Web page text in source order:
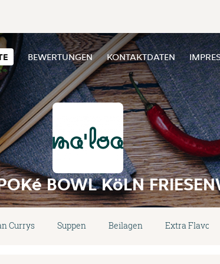
BEWERTUNGEN KONTAKTDATEN
BOWL KöLN
Currys Suppen Beilagen Extra Flavor